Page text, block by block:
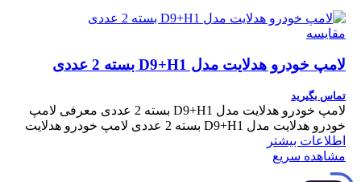
مقایسه
لامپ خودرو هدلایت مدل D9+H1 بسته 2 عددی
تماس بگیرید
لامپ خودرو هدلایت مدل D9+H1 بسته 2 عددی معرفی لامپ
خودرو هدلایت مدل D9+H1 بسته 2 عددی لامپ خودرو هدلایت
اطلاعات بیشتر
مشاهده سریع